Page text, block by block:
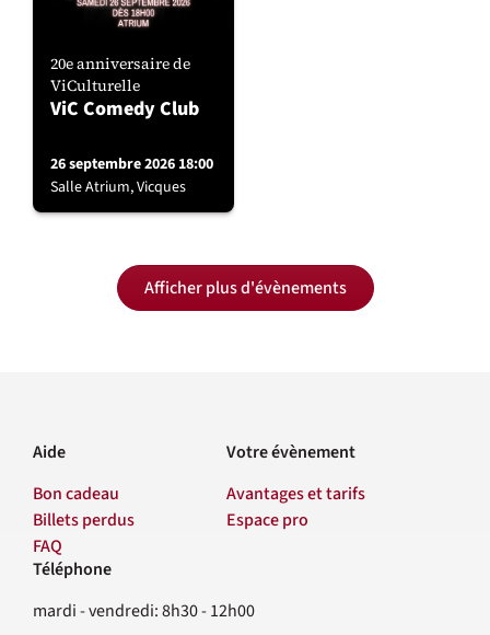
20e anniversaire de
ViCulturelle
ViC Comedy Club
26 septembre 2026 18:00
Salle Atrium, Vicques
Afficher plus d'évènements
Aide
Bon cadeau
Billets perdus
FAQ
Votre évènement
Avantages et tarifs
Espace pro
Contact
Téléphone
mardi - vendredi: 8h30 - 12h00